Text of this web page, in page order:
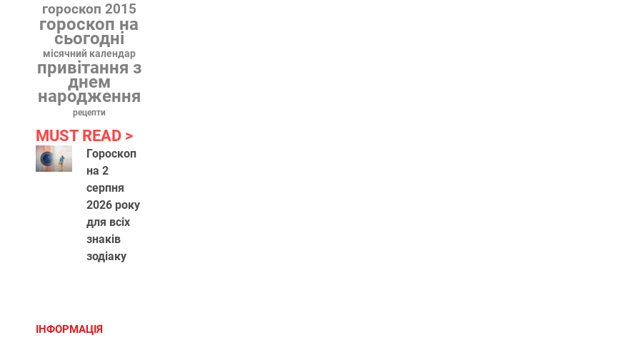
гороскоп 2015
гороскоп на
сьогодні
місячний календар
привітання з
днем
народження
рецепти
MUST READ
Гороскоп
на 2
серпня
2026 року
для всіх
знаків
зодіаку
ІНФОРМАЦІЯ